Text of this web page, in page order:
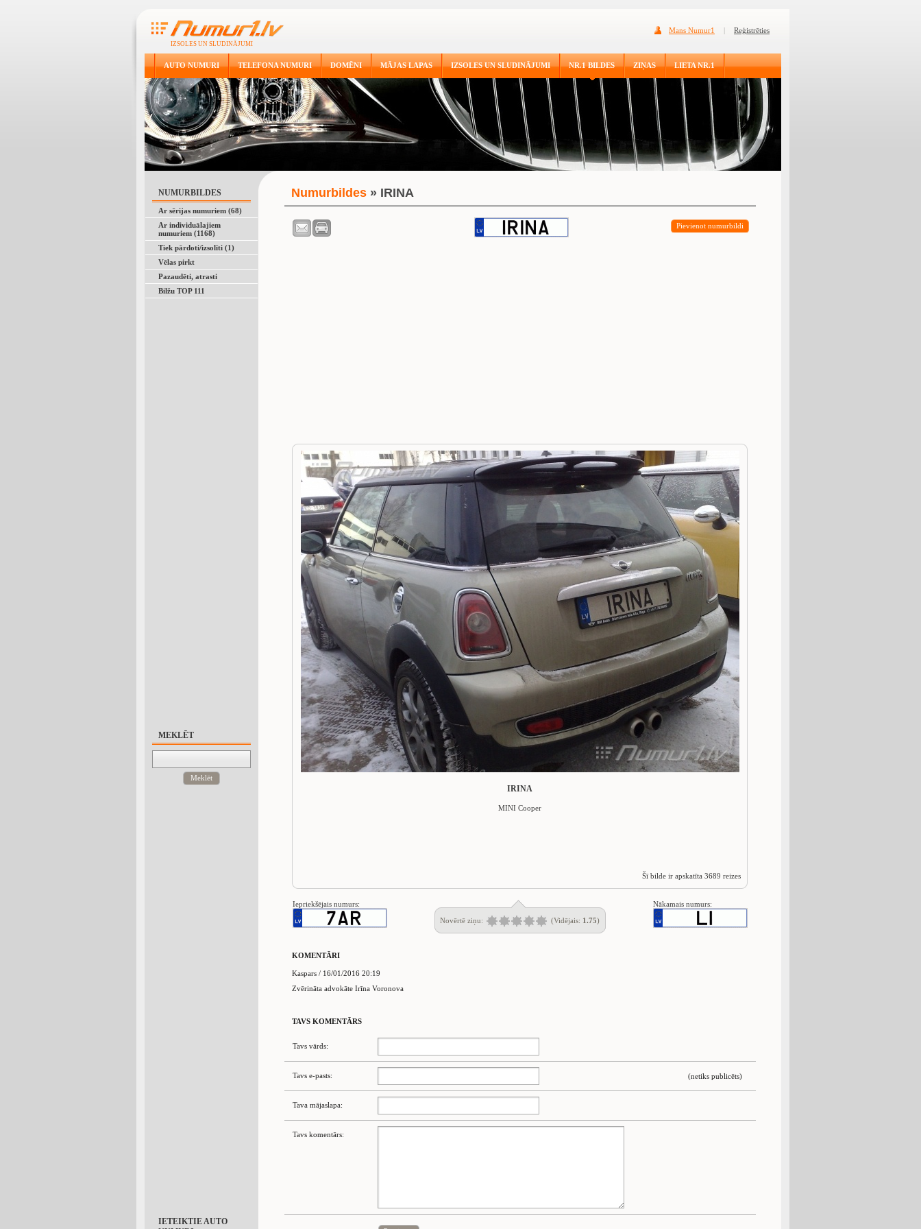
Mans Numur1 | Reģistrēties
IZSOLES UN SLUDINĀJUMI
AUTO NUMURI TELEFONA NUMURI DOMĒNI MĀJAS LAPAS IZSOLES UN SLUDINĀJUMI NR.1 BILDES ZIŅAS LIETA NR.1
NUMURBILDES
Ar sērijas numuriem (68)
Ar individuālajiem
numuriem (1168)
Tiek pārdoti/izsolīti (1)
Vēlas pirkt
Pazaudēti, atrasti
Bilžu TOP 111
MEKLĒT
Meklēt
IETEIKTIE AUTO
Numurbildes» IRINA
Pievienot numurbildi
IRINA
MINI Cooper
Šī bilde ir apskatīta 3689 reizes
Iepriekšējais numurs:
Nākamais numurs:
Novērtē ziņu:
(Vidējais: 1.75)
KOMENTĀRI
Kaspars / 16/01/2016 20:19
Zvērināta advokāte Irīna Voronova
TAVS KOMENTĀRS
Tavs vārds:
(netiks publicēts)
Tavs e-pasts:
Tava mājaslapa:
Tavs komentārs: